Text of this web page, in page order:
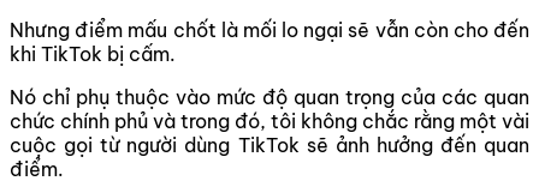
Nhưng điểm mấu chốt là mối lo ngại sẽ vẫn còn cho đến
khi TikTok bị cấm.
Nó chỉ phụ thuộc vào mức độ quan trọng của các quan
chức chính phủ và trong đó, tôi không chắc rằng một vài
cuộc gọi từ người dùng TikTok sẽ ảnh hưởng đến quan
điểm.